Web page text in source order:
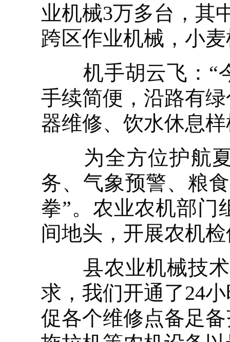
业机械3万多台，其
跨区作业机械，小
机手胡云飞：“今
手续简便，沿路有
器维修、饮水休息
为全方位护航夏
务、气象预警、粮
拳”。农业农机部门
间地头，开展农机
县农业机械技术
求，我们开通了24
促各个维修点备足